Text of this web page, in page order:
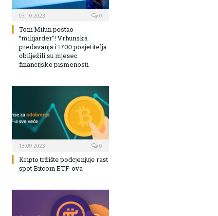
03.10.2023 0
Toni Milun postao
“milijarder”! Vrhunska
predavanja i 1700 posjetitelja
obilježili su mjesec
financijske pismenosti
13.09.2023 0
Kripto tržište podcjenjuje rast
spot Bitcoin ETF-ova